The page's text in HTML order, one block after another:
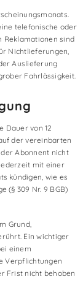
telefonische oder
Reklamationen sind
Nichtlieferungen,
Auslieferung
Fahrlässigkeit.
Dauer von 12
der vereinbarten
Abonnent nicht
mit einer
kündigen, wie es
(§ 309 Nr. 9 BGB)
Grund,
Ein wichtiger
einem
Verpflichtungen
Frist nicht behoben